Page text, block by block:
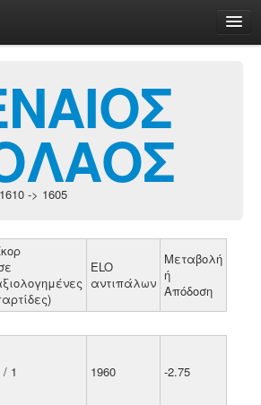
-> 1605
ELO
αντιπάλων
Μεταβολή
ή
Απόδοση
/ 1 1960 -2.75